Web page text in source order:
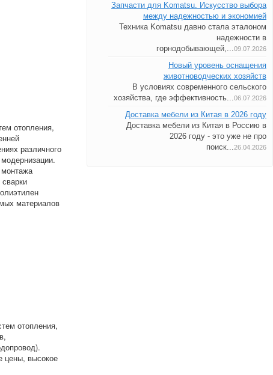
отопления,
различного
материалов
отопления,
цены, высокое
Запчасти для Komatsu. Искусство выбора
между надежностью и экономией
Техника Komatsu давно стала эталоном
надежности в
горнодобывающей,...09.07.2026
Новый уровень оснащения
животноводческих хозяйств
В условиях современного сельского
хозяйства, где эффективность...06.07.2026
Доставка мебели из Китая в 2026 году
Доставка мебели из Китая в Россию в
2026 году - это уже не про
поиск...26.04.2026